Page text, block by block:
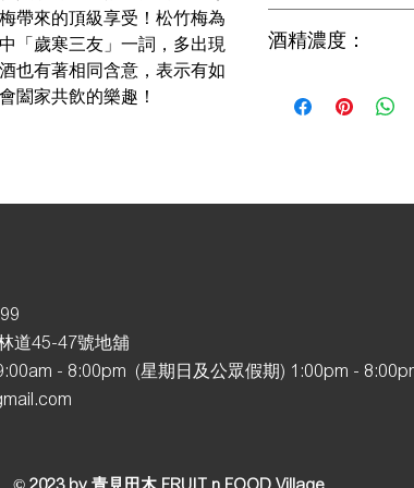
帶來的頂級享受！松竹梅為
「歲寒三友」一詞，多出現
也有著相同含意，表示有如
闔家共飲的樂趣！
酒精濃度：
道45-47號地舖
- 8:00pm (星期日及公眾假期) 1:00pm -